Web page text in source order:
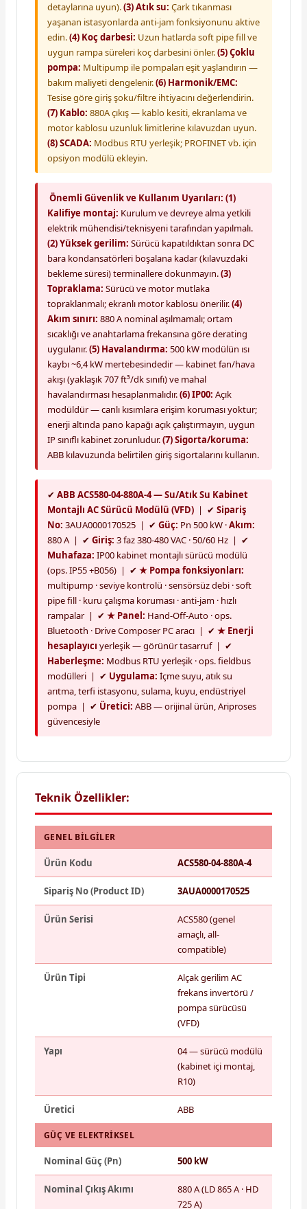
detaylarına uyun).(3) Atık su: Çark tıkanması
yaşanan istasyonlarda anti-jam fonksiyonunu aktive
edin.(4) Koç darbesi: Uzun hatlarda soft pipe fill ve
uygun rampa süreleri koç darbesini önler.(5) Çoklu
pompa: Multipump ile pompaları eşit yaşlandırın —
bakım maliyeti dengelenir.(6) Harmonik/EMC:
Tesise göre giriş şoku/filtre ihtiyacını değerlendirin.
(7) Kablo: 880A çıkış — kablo kesiti, ekranlama ve
motor kablosu uzunluk limitlerine kılavuzdan uyun.
(8) SCADA: Modbus RTU yerleşik; PROFINET vb. için
opsiyon modülü ekleyin.
Önemli Güvenlik ve Kullanım Uyarıları: (1)
Kalifiye montaj: Kurulum ve devreye alma yetkili
elektrik mühendisi/teknisyeni tarafından yapılmalı.
(2) Yüksek gerilim: Sürücü kapatıldıktan sonra DC
bara kondansatörleri boşalana kadar (kılavuzdaki
bekleme süresi) terminallere dokunmayın.(3)
Topraklama: Sürücü ve motor mutlaka
topraklanmalı; ekranlı motor kablosu önerilir.(4)
Akım sınırı: 880 A nominal aşılmamalı; ortam
sıcaklığı ve anahtarlama frekansına göre derating
uygulanır.(5) Havalandırma: 500 kW modülün ısı
kaybı ~6,4 kW mertebesindedir — kabinet fan/hava
akışı (yaklaşık 707 ft³/dk sınıfı) ve mahal
havalandırması hesaplanmalıdır.(6) IP00: Açık
modüldür — canlı kısımlara erişim koruması yoktur;
enerji altında pano kapağı açık çalıştırmayın, uygun
IP sınıflı kabinet zorunludur.(7) Sigorta/koruma:
ABB kılavuzunda belirtilen giriş sigortalarını kullanın.
✔ ABB ACS580-04-880A-4 — Su/Atık Su Kabinet
Montajlı AC Sürücü Modülü (VFD) | ✔ Sipariş
No: 3AUA0000170525 | ✔ Güç: Pn 500 kW ·Akım:
880 A | ✔ Giriş: 3 faz 380-480 VAC · 50/60 Hz | ✔
Muhafaza: IP00 kabinet montajlı sürücü modülü
(ops. IP55 +B056) | ✔ ★ Pompa fonksiyonları:
multipump · seviye kontrolü · sensörsüz debi · soft
pipe fill · kuru çalışma koruması · anti-jam · hızlı
rampalar | ✔ ★ Panel: Hand-Off-Auto · ops.
Bluetooth · Drive Composer PC aracı | ✔ ★ Enerji
hesaplayıcı yerleşik — görünür tasarruf | ✔
Haberleşme: Modbus RTU yerleşik · ops. fieldbus
modülleri | ✔ Uygulama: İçme suyu, atık su
arıtma, terfi istasyonu, sulama, kuyu, endüstriyel
pompa | ✔ Üretici: ABB — orijinal ürün, Ariproses
güvencesiyle
Teknik Özellikler:
GENEL BILGILER
Ürün Kodu ACS580-04-880A-4
Sipariş No (Product ID) 3AUA0000170525
Ürün Serisi
ACS580 (genel
amaçlı, all-
compatible)
Ürün Tipi
Alçak gerilim AC
frekans invertörü /
pompa sürücüsü
(VFD)
Yapı
04 — sürücü modülü
(kabinet içi montaj,
R10)
Üretici ABB
GÜÇ VE ELEKTRIKSEL
Nominal Güç (Pn) 500 kW
Nominal Çıkış Akımı
880 A (LD 865 A · HD
725 A)